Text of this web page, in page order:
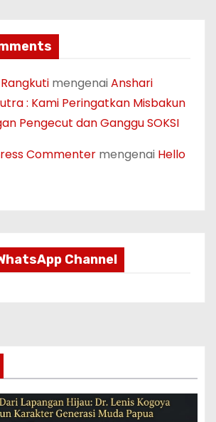
mengenaiAnshari
: Kami Peringatkan Misbakun
Pengecut dan Ganggu SOKSI
Commenter mengenai Hello
Channel